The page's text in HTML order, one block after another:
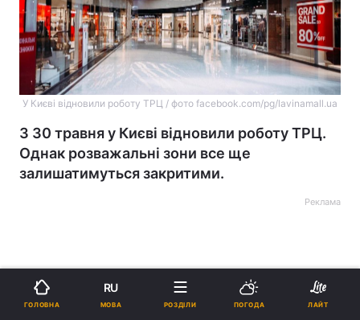
У Києві відновили роботу ТРЦ / фото facebook.com/pg/lavinamall.ua
З 30 травня у Києві відновили роботу ТРЦ.
Однак розважальні зони все ще
залишатимуться закритими.
Реклама
ГОЛОВНА
RU
МОВА РОЗДІЛИ ПОГОДА ЛАЙТ